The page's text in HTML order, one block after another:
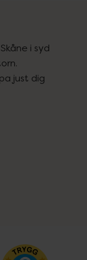
i syd
just dig